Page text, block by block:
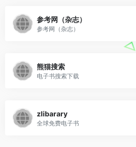
参考网（杂志）
参考网（杂志）
熊猫搜索
电子书搜索下载
zlibarary
全球免费电子书